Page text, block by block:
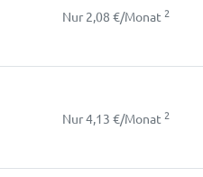
Nur 2,08 €/Monat 2
Nur 4,13 €/Monat 2